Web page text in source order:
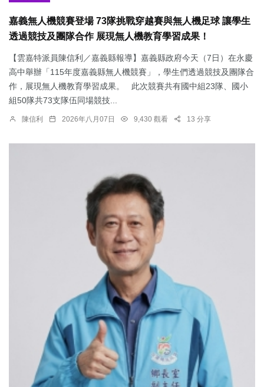
嘉義無人機競賽登場 73隊挑戰穿越賽與無人機足球 讓學生
透過競技及團隊合作 展現無人機教育學習成果！
【雲嘉特派員陳信利／嘉義縣報導】嘉義縣政府今天（7日）在永慶
高中舉辦「115年度嘉義縣無人機競賽」，學生們透過競技及團隊合
作，展現無人機教育學習成果。 此次競賽共有國中組23隊、國小
組50隊共73支隊伍同場競技...
陳信利 2026年八月07日 9,430 觀看 13 分享